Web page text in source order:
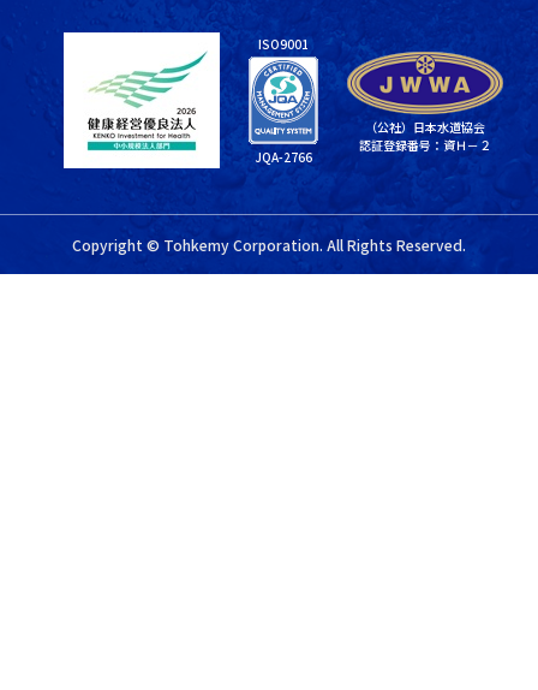
ISO9001
JQA-2766
（公社）日本水道協会
認証登録番号：資Ｈ－２
Copyright © Tohkemy Corporation. All Rights Reserved.